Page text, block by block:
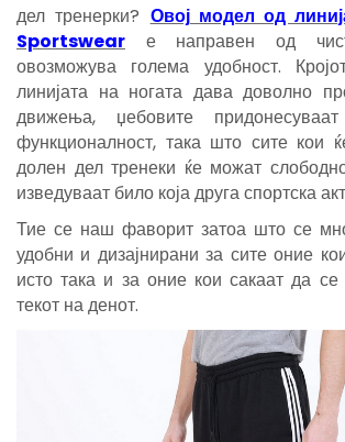
дел тренерки? Овој модел од
Sportswear е направен од
овозможува голема удобност.
линијата на ногата дава доволно
движења, џебовите
функционалност, така што сите кои
долен дел тренеки ќе можат
изведуваат било која друга спортска
Тие се наш фаворит затоа што се
удобни и дизајнирани за сите оние
исто така и за оние кои сакаат да се
текот на денот.